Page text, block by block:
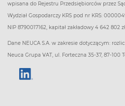
wpisana do Rejestru Przedsiębiorców przez
Wydział Gospodarczy KRS pod nr KRS:
NIP 8790017162, kapitał zakładowy 4 642 802
Dane NEUCA S.A. w zakresie dotyczącym:
Neuca Grupa VAT, ul. Forteczna 35-37, 87-100